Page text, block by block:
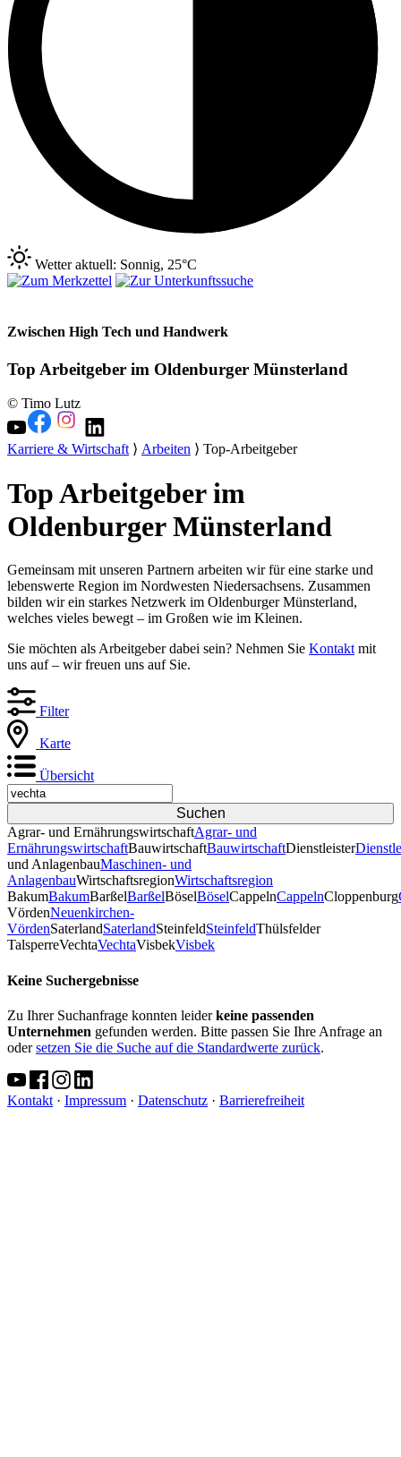
Wetter aktuell: Sonnig, 25°C
Zwischen High Tech und Handwerk
Top Arbeitgeber im Oldenburger Münsterland
© Timo Lutz
Karriere & Wirtschaft⟩ Arbeiten ⟩ Top-Arbeitgeber
Top Arbeitgeber im
Oldenburger Münsterland
Gemeinsam mit unseren Partnern arbeiten wir für eine starke und
lebenswerte Region im Nordwesten Niedersachsens. Zusammen
bilden wir ein starkes Netzwerk im Oldenburger Münsterland,
welches vieles bewegt – im Großen wie im Kleinen.
Sie möchten als Arbeitgeber dabei sein? Nehmen Sie Kontakt mit
uns auf – wir freuen uns auf Sie.
Filter
Karte
Übersicht
Agrar- und ErnährungswirtschaftAgrar- und
ErnährungswirtschaftBauwirtschaftBauwirtschaftDienstleister
und AnlagenbauMaschinen- und
AnlagenbauWirtschaftsregionWirtschaftsregion
BakumBakumBarßelBarßelBöselBöselCappelnCappelnCloppenburg
VördenNeuenkirchen-
VördenSaterlandSaterlandSteinfeldSteinfeldThülsfelder
TalsperreVechtaVechtaVisbekVisbek
Keine Suchergebnisse
Zu Ihrer Suchanfrage konnten leiderkeine passenden
Unternehmen gefunden werden. Bitte passen Sie Ihre Anfrage an
odersetzen Sie die Suche auf die Standardwerte zurück.
Kontakt · Impressum · Datenschutz · Barrierefreiheit